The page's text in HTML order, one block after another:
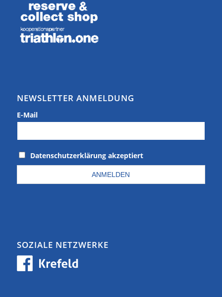
NEWSLETTER ANMELDUNG
E-Mail
Datenschutzerklärung akzeptiert
SOZIALE NETZWERKE